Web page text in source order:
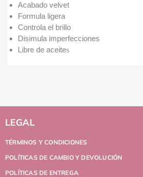
Acabado velvet
Formula ligera
Controla el brillo
Disimula imperfecciones
Libre de aceites
LEGAL
TÉRMINOS Y CONDICIONES
POLÍTICAS DE CAMBIO Y DEVOLUCIÓN
POLÍTICAS DE ENTREGA